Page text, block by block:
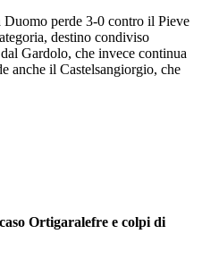
perde 3-0 contro il Pieve
destino condiviso
Gardolo, che invece continua
anche il Castelsangiorgio, che
Ortigaralefre e colpi di